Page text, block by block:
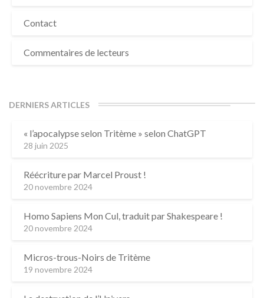
Contact
Commentaires de lecteurs
DERNIERS ARTICLES
« l’apocalypse selon Tritème » selon ChatGPT
28 juin 2025
Réécriture par Marcel Proust !
20 novembre 2024
Homo Sapiens Mon Cul, traduit par Shakespeare !
20 novembre 2024
Micros-trous-Noirs de Tritème
19 novembre 2024